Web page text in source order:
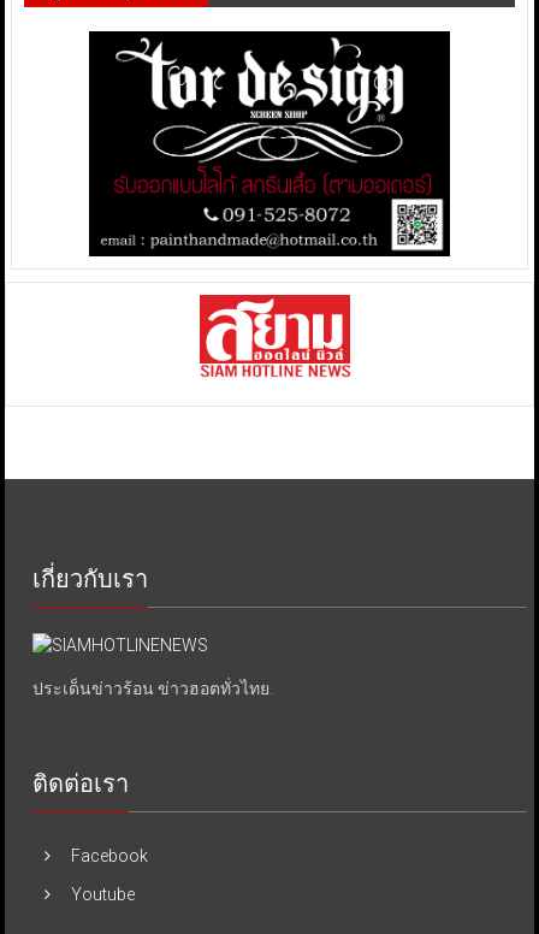
เกี่ยวกับเรา
ประเด็นข่าวร้อน ข่าวฮอตทั่วไทย.
ติดต่อเรา
Facebook
Youtube